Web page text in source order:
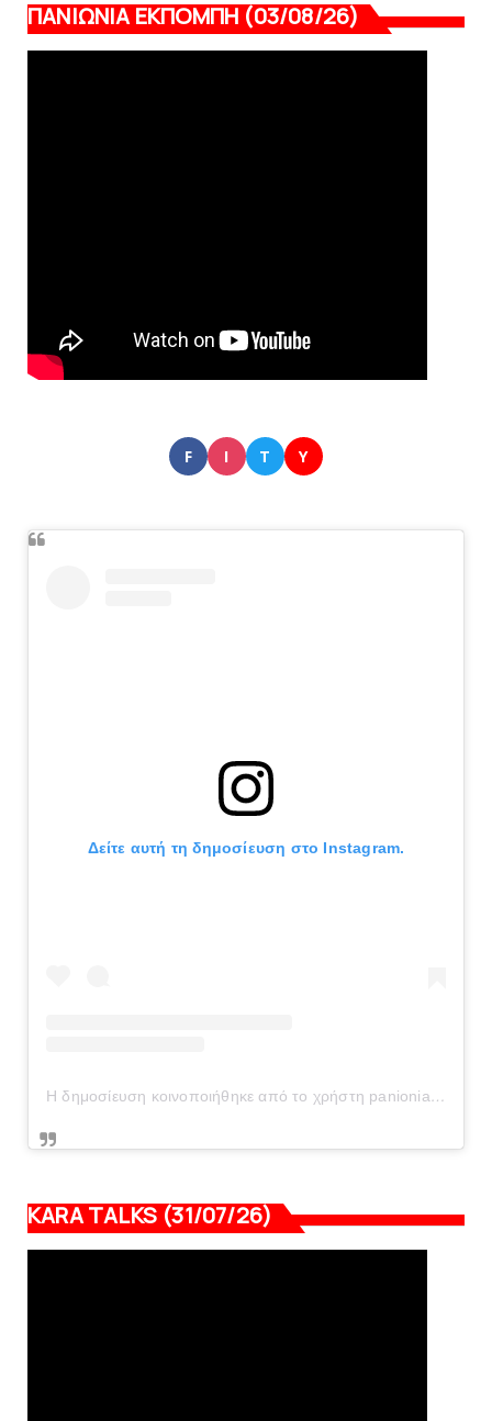
ΠΑΝΙΩΝΙΑ ΕΚΠΟΜΠΗ (03/08/26)
F I T Y
Δείτε αυτή τη δημοσίευση στο Instagram.
Η δημοσίευση κοινοποιήθηκε από το χρήστη panionianea.gr (@panionianea.gr)
KARA TALKS (31/07/26)